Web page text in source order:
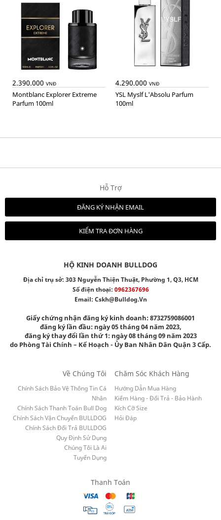
2.390.000 VNĐ
Montblanc Explorer Extreme
Parfum 100ml
4.290.000 VNĐ
YSL Myslf L'Absolu Parfum
100ml
Hỗ Trợ
ĐĂNG KÝ NHẬN EMAIL
KIỂM TRA ĐƠN HÀNG
HỘ KINH DOANH BULLDOG
Địa chỉ trụ sở: 303 Nguyễn Thiện Thuật, Phường 1, Q3, HCM
Số điện thoại: 0962367696
Email: Cskh@bulldog.vn
Giấy chứng nhận đăng ký kinh doanh: 8732759086001
đăng ký lần đầu: ngày 05 tháng 04 năm 2023,
đăng ký thay đổi lần thứ 1: ngày 08 tháng 09 năm 2023
do Phòng Tài Chính – Kế Hoạch - Ủy Ban Nhân Dân Quận 3 Cấp.
Về Chúng Tôi
Chính Sách Bảo Vệ Thông Tin Cá
Nhân
Chính Sách Thanh Toán Bull Dog
Chính Sách Vận Chuyển BULLDOG
Chính Sách Đổi Trả BULLDOG
Quy Định Sử Dụng
Chúng Tôi Là Ai
Tuyển Dụng
Chăm Sóc Khách Hàng
Hướng Dẫn Mua Hàng
Kiểm Hàng - Đổi Trả - Bảo Hành
Kích Cỡ Size
Hỏi Đáp
Thanh Toán